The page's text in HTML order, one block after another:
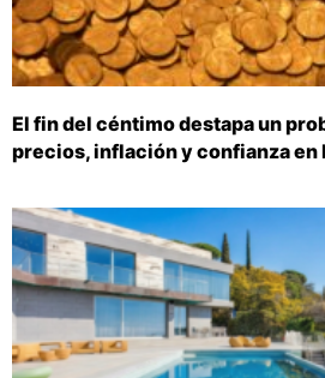
El fin del céntimo destapa un
precios, inflación y confianza en